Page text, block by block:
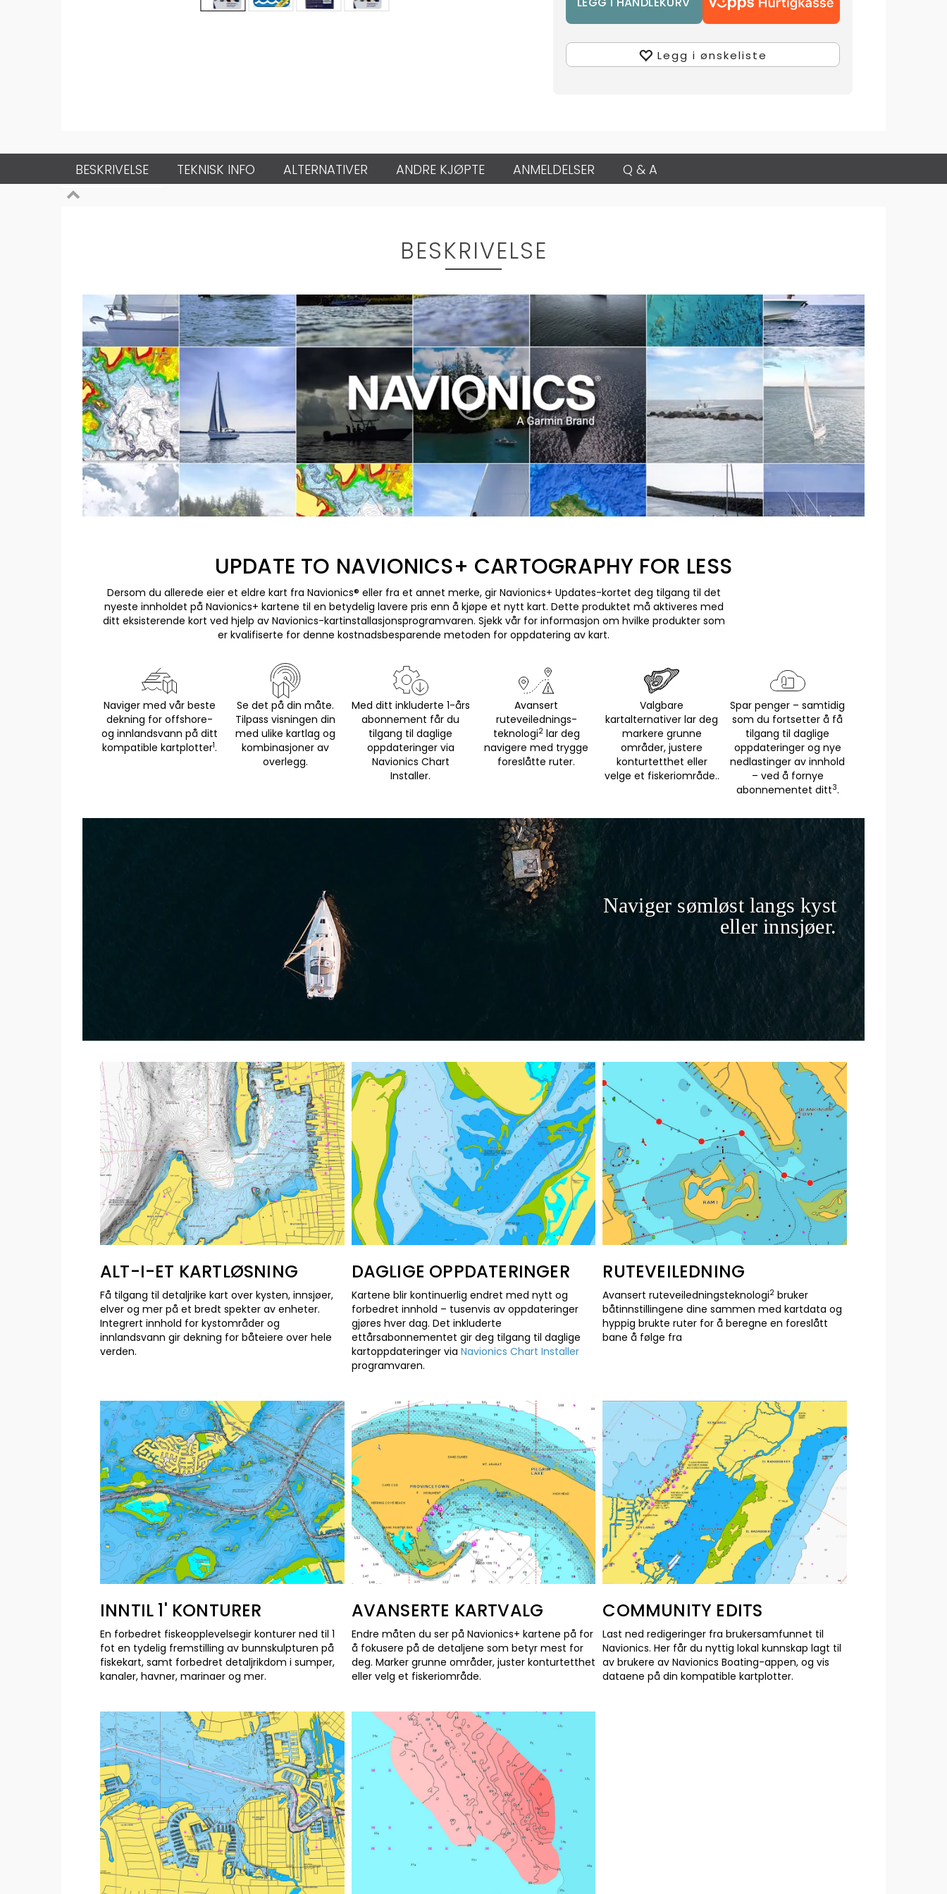
Legg i ønskeliste
BESKRIVELSE TEKNISK INFO ALTERNATIVER ANDRE KJØPTE ANMELDELSER Q & A
BESKRIVELSE
UPDATE TO NAVIONICS+ CARTOGRAPHY FOR LESS
Dersom du allerede eier et eldre kart fra Navionics® eller fra et annet merke, gir Navionics+ Updates-kortet deg tilgang til det
nyeste innholdet på Navionics+ kartene til en betydelig lavere pris enn å kjøpe et nytt kart. Dette produktet må aktiveres med
ditt eksisterende kort ved hjelp av Navionics-kartinstallasjonsprogramvaren. Sjekk vår for informasjon om hvilke produkter som
er kvalifiserte for denne kostnadsbesparende metoden for oppdatering av kart.
Naviger med vår beste
dekning for offshore-
og innlandsvann på ditt
kompatible kartplotter1.
Se det på din måte.
Tilpass visningen din
med ulike kartlag og
kombinasjoner av
overlegg.
Med ditt inkluderte 1-års
abonnement får du
tilgang til daglige
oppdateringer via
Navionics Chart
Installer.
Avansert
ruteveilednings-
teknologi2lar deg
navigere med trygge
foreslåtte ruter.
Valgbare
kartalternativer lar deg
markere grunne
områder, justere
konturtetthet eller
velge et fiskeriområde..
Spar penger – samtidig
som du fortsetter å få
tilgang til daglige
oppdateringer og nye
nedlastinger av innhold
– ved å fornye
abonnementet ditt3.
Naviger sømløst langs kyst
eller innsjøer.
ALT-I-ET KARTLØSNING
Få tilgang til detaljrike kart over kysten, innsjøer,
elver og mer på et bredt spekter av enheter.
Integrert innhold for kystområder og
innlandsvann gir dekning for båteiere over hele
verden.
DAGLIGE OPPDATERINGER
Kartene blir kontinuerlig endret med nytt og
forbedret innhold – tusenvis av oppdateringer
gjøres hver dag. Det inkluderte
ettårsabonnementet gir deg tilgang til daglige
kartoppdateringer via Navionics Chart Installer
programvaren.
RUTEVEILEDNING
Avansert ruteveiledningsteknologi2 bruker
båtinnstillingene dine sammen med kartdata og
hyppig brukte ruter for å beregne en foreslått
bane å følge fra
INNTIL 1' KONTURER
En forbedret fiskeopplevelsegir konturer ned til 1
fot en tydelig fremstilling av bunnskulpturen på
fiskekart, samt forbedret detaljrikdom i sumper,
kanaler, havner, marinaer og mer.
AVANSERTE KARTVALG
Endre måten du ser på Navionics+ kartene på for
å fokusere på de detaljene som betyr mest for
deg. Marker grunne områder, juster konturtetthet
eller velg et fiskeriområde.
COMMUNITY EDITS
Last ned redigeringer fra brukersamfunnet til
Navionics. Her får du nyttig lokal kunnskap lagt til
av brukere av Navionics Boating-appen, og vis
dataene på din kompatible kartplotter.